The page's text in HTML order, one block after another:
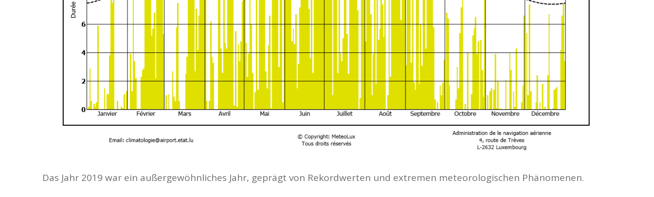
Das Jahr 2019 war ein außergewöhnliches Jahr, geprägt von Rekordwerten und extremen meteorologischen Phänomenen.